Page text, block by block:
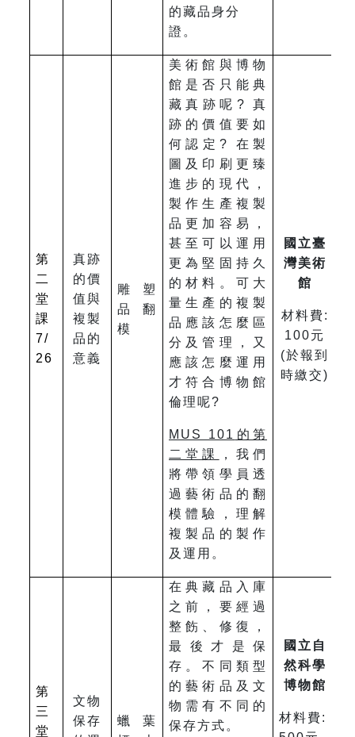
的藏品身分
證。
第
二
堂
課
7/
26
真跡
的價
值與
複製
品的
意義
雕塑
品翻
模
美術館與博物
館是否只能典
藏真跡呢? 真
跡的價值要如
何認定? 在製
圖及印刷更臻
進步的現代，
製作生產複製
品更加容易，
甚至可以運用
更為堅固持久
的材料。可大
量生產的複製
品應該怎麼區
分及管理，又
應該怎麼運用
才符合博物館
倫理呢?
MUS 101 的第
二堂課
，我們
將帶領學員透
過藝術品的翻
模體驗，理解
複製品的製作
及運用。
國立臺
灣美術
館
材料費:
100元
(於報到
時繳交)
第
三
堂
文物
保存
蠟葉
在典藏品入庫
之前，要經過
整飭、修復，
最後才是保
存。不同類型
的藝術品及文
物需有不同的
保存方式。
國立自
然科學
博物館
材料費: